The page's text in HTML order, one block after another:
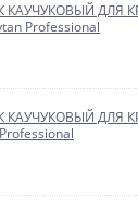
КАУЧУКОВЫЙ ДЛЯ
Professional
КАУЧУКОВЫЙ ДЛЯ